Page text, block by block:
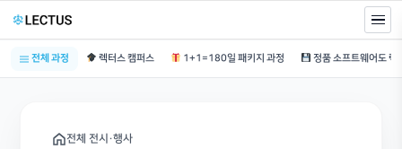
전체 과정 렉터스 캠퍼스 1+1=180일 패키지 과정
전체 전시·행사